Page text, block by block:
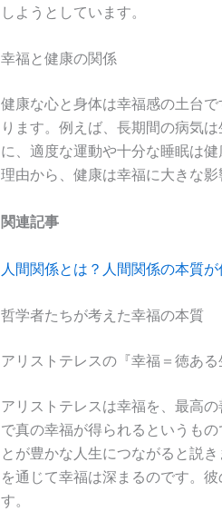
しようとしています。
幸福と健康の関係
健康な心と身体は幸福感の土台
ります。例えば、長期間の病気
に、適度な運動や十分な睡眠は
理由から、健康は幸福に大きな影
関連記事
人間関係とは？人間関係の本質
哲学者たちが考えた幸福の本質
アリストテレスの『幸福＝徳ある
アリストテレスは幸福を、最高
で真の幸福が得られるというも
とが豊かな人生につながると説
を通じて幸福は深まるのです。
す。